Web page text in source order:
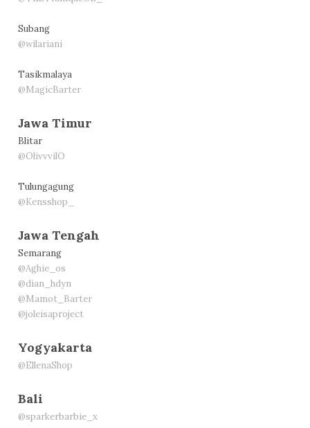
Subang
@wilariani
Tasikmalaya
@MagicBarter
Jawa Timur
Blitar
@OlivvvilO
Tulungagung
@Kensshop_
Jawa Tengah
Semarang
@Aghie_os
@dian_hdyn
@Mamot_Barter
@joleisaproject
Yogyakarta
@EllenaShop
Bali
@sparkerbarbie_x